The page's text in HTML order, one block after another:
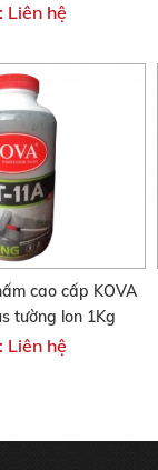
Liên hệ
cao cấp KOVA
tường lon 1Kg
Liên hệ